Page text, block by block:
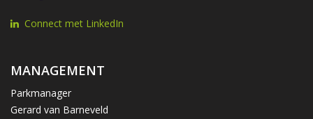
Connect met LinkedIn
MANAGEMENT
Parkmanager
Gerard van Barneveld